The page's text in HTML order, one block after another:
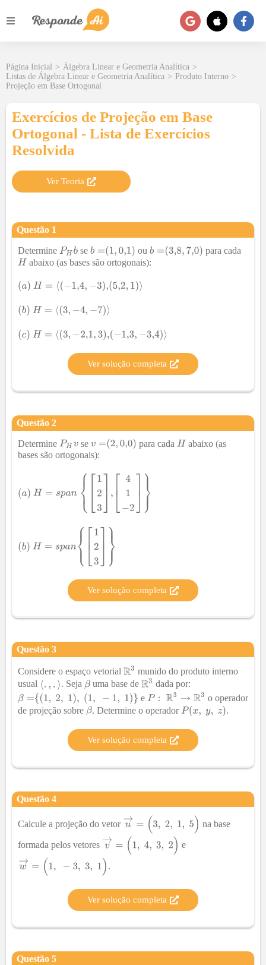
Página Inicial > Álgebra Linear e Geometria Analítica >
Listas de Álgebra Linear e Geometria Analítica > Produto Interno >
Projeção em Base Ortogonal
Exercícios de Projeção em Base
Ortogonal - Lista de Exercícios
Resolvida
Ver Teoria
Questão 1
Determine se ou
para cada
abaixo (as bases são ortogonais):
Ver solução completa
Questão 2
Determine se para cada
abaixo (as
bases são ortogonais):
Ver solução completa
Questão 3
Considere o espaço vetorial
munido do produto interno
usual
. Seja uma base de
dada por:
e
o operador
de projeção sobre
. Determine o operador .
Ver solução completa
Questão 4
Calcule a projeção do vetor na base
formada pelos vetores e
.
Ver solução completa
Questão 5